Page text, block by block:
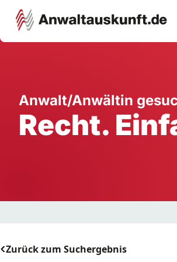
Ausbildung
Anwalt/Anwältin
Recht.
Zurück zum Suchergebnis